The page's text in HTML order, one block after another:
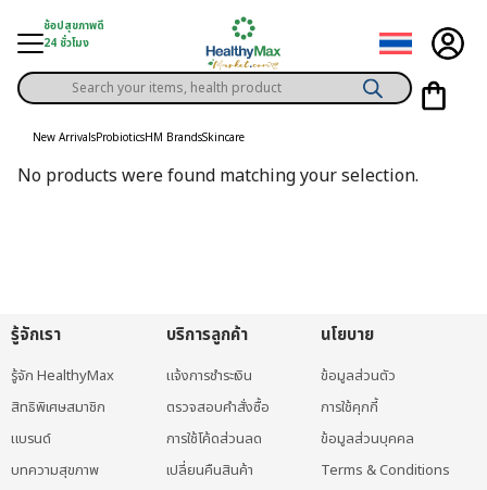
content
ช้อปสุขภาพดี
24 ชั่วโมง
Solution
Products
search
New ArrivalsProbioticsHM BrandsSkincare
No products were found matching your selection.
รู้จักเรา
รู้จัก HealthyMax
สิทธิพิเศษสมาชิก
แบรนด์
บทความสุขภาพ
บริการลูกค้า
แจ้งการชำระเงิน
ตรวจสอบคำสั่งซื้อ
การใช้โค้ดส่วนลด
เปลี่ยนคืนสินค้า
นโยบาย
ข้อมูลส่วนตัว
การใช้คุกกี้
ข้อมูลส่วนบุคคล
Terms & Conditions